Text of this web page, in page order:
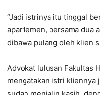
“Jadi istrinya itu tinggal
apartemen, bersama dua
dibawa pulang oleh klien
Advokat lulusan Fakultas
mengatakan istri kliennya
sudah menjalin kasih,